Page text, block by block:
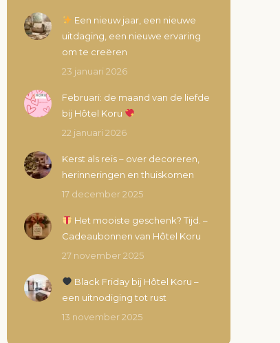
Een nieuw jaar, een nieuwe
uitdaging, een nieuwe ervaring
om te creëren
23 januari 2026
Februari: de maand van de liefde
bij Hôtel Koru
22 januari 2026
Kerst als reis – over decoreren,
herinneringen en thuiskomen
17 december 2025
Het mooiste geschenk? Tijd. –
Cadeaubonnen van Hôtel Koru
27 november 2025
Black Friday bij Hôtel Koru –
een uitnodiging tot rust
13 november 2025